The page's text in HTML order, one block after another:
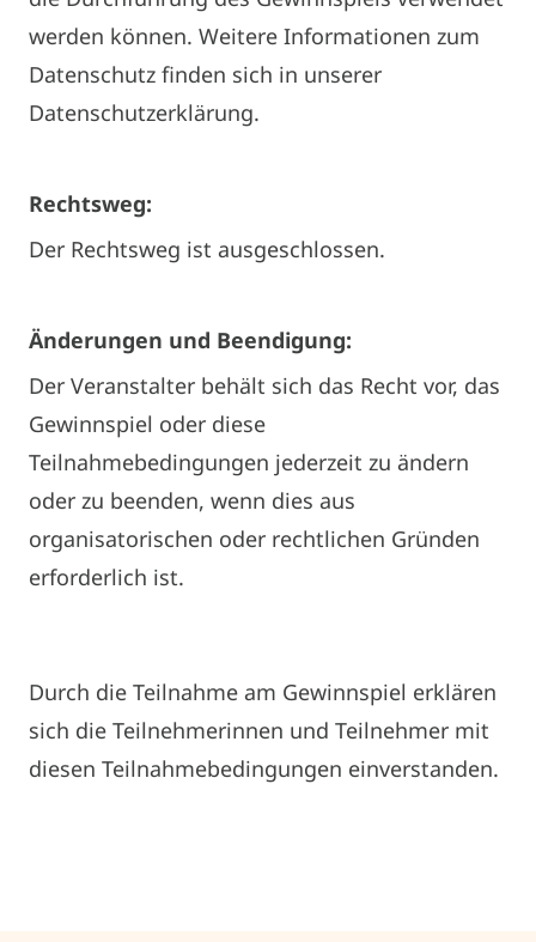
werden können. Weitere Informationen zum
Datenschutz finden sich in unserer
Datenschutzerklärung.
Rechtsweg:
Der Rechtsweg ist ausgeschlossen.
Änderungen und Beendigung:
Der Veranstalter behält sich das Recht vor, das
Gewinnspiel oder diese
Teilnahmebedingungen jederzeit zu ändern
oder zu beenden, wenn dies aus
organisatorischen oder rechtlichen Gründen
erforderlich ist.
Durch die Teilnahme am Gewinnspiel erklären
sich die Teilnehmerinnen und Teilnehmer mit
diesen Teilnahmebedingungen einverstanden.